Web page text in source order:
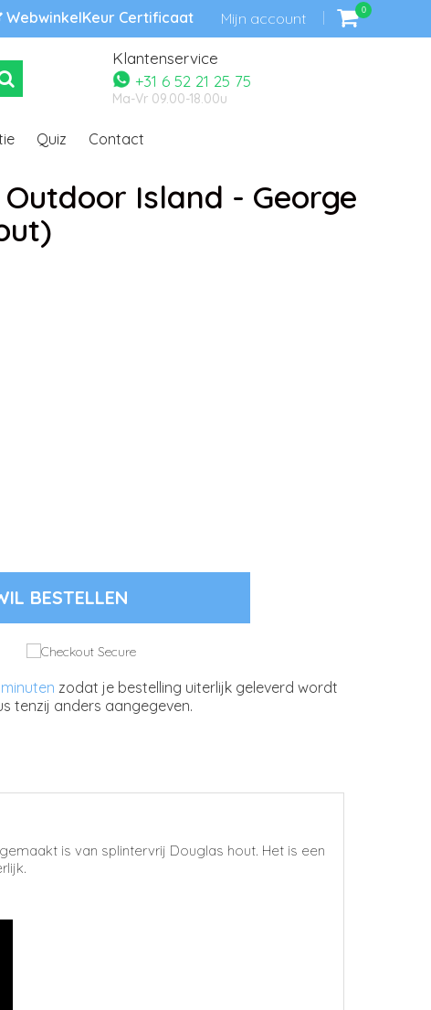
WebwinkelKeur Certificaat Mijn account 0
Klantenservice
+31 6 52 21 25 75
Ma-Vr 09.00-18.00u
Quiz Contact
Island - George
BESTELLEN
zodat je bestelling uiterlijk geleverd wordt
tenzij anders aangegeven.
is van splintervrij Douglas hout. Het is een